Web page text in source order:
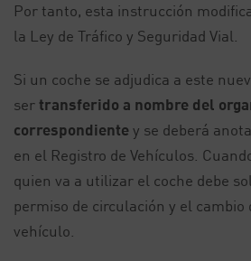
Por tanto, esta instrucción
la Ley de Tráfico y Seguridad Vial.
Si un coche se adjudica a este
sertransferido a nombre del
correspondientey se deberá
en el Registro de Vehículos.
quien va a utilizar el coche debe
permiso de circulación y el
vehículo.